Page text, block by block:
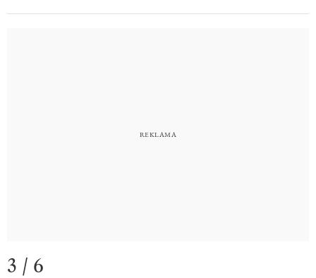
3 / 6